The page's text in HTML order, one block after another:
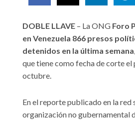
DOBLE LLAVE – La ONG Foro
en Venezuela 866 presos
detenidos en la última semana
que tiene como fecha de corte el
octubre.
En el reporte publicado en la red
organización no gubernamental